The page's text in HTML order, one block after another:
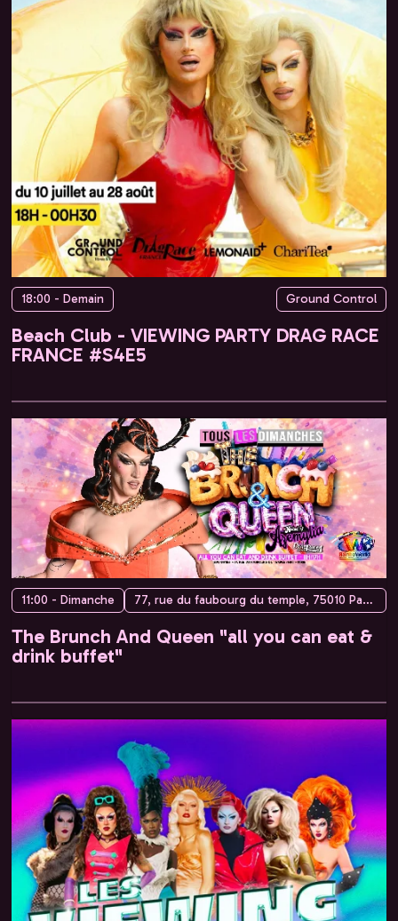
18:00 - Demain Ground Control
Beach Club - VIEWING PARTY DRAG RACE
FRANCE #S4E5
11:00 - Dimanche 77, rue du faubourg du temple, 75010 Paris, France
The Brunch And Queen "all you can eat &
drink buffet"